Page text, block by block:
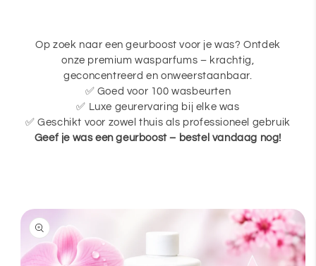
Op zoek naar een geurboost voor je was? Ontdek
onze premium wasparfums – krachtig,
geconcentreerd en onweerstaanbaar.
✅ Goed voor 100 wasbeurten
✅ Luxe geurervaring bij elke was
✅ Geschikt voor zowel thuis als professioneel gebruik
Geef je was een geurboost – bestel vandaag nog!
direct naar